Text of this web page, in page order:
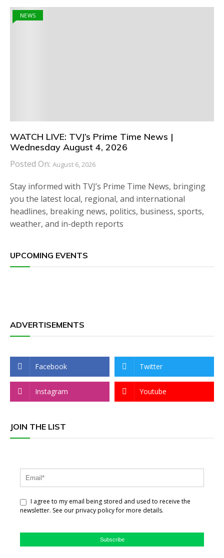
NEWS
WATCH LIVE: TVJ’s Prime Time News |
Wednesday August 4, 2026
Posted On: August 6, 2026
Stay informed with TVJ’s Prime Time News, bringing
you the latest local, regional, and international
headlines, breaking news, politics, business, sports,
weather, and in-depth reports
UPCOMING EVENTS
ADVERTISEMENTS
Facebook Twitter
Instagram Youtube
JOIN THE LIST
I agree to my email being stored and used to receive the
newsletter. See our privacy policy for more details.
Subscribe